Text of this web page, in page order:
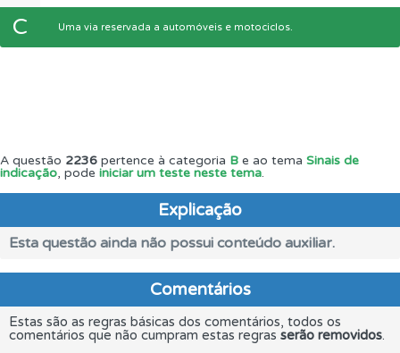
C Uma via reservada a automóveis e motociclos.
A questão 2236 pertence à categoria B e ao tema Sinais de
indicação, pode iniciar um teste neste tema.
Explicação
Esta questão ainda não possui conteúdo auxiliar.
Comentários
Estas são as regras básicas dos comentários, todos os
comentários que não cumpram estas regras serão removidos.